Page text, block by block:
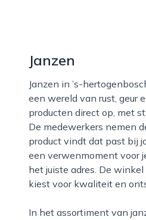
Janzen
Janzen in ’s-hertogenbosch is een inspirerende winkel waar je meteen wordt ondergedompeld in
een wereld van rust, geur
producten direct op, met
De medewerkers nemen
product vindt dat past bij
een verwenmoment voor
het juiste adres. De
kiest voor kwaliteit en
In het assortiment van janzen vind je onder meer rijke geurstokjes, verfijnde parfums, luxe douche- en